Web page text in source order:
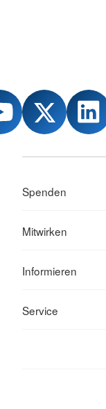
Spenden
Mitwirken
Informieren
Service